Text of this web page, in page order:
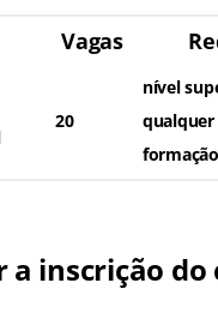
Vagas
20
nível
qualquer
formação
a inscrição do